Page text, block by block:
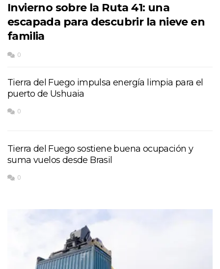
Invierno sobre la Ruta 41: una
escapada para descubrir la nieve en
familia
0
Tierra del Fuego impulsa energía limpia para el
puerto de Ushuaia
0
Tierra del Fuego sostiene buena ocupación y
suma vuelos desde Brasil
0